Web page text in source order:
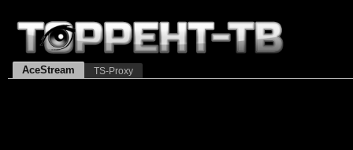
AceStream TS-Proxy